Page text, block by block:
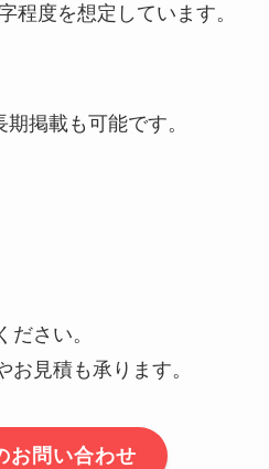
程度を想定しています。
掲載も可能です。
ださい。
見積も承ります。
お問い合わせ